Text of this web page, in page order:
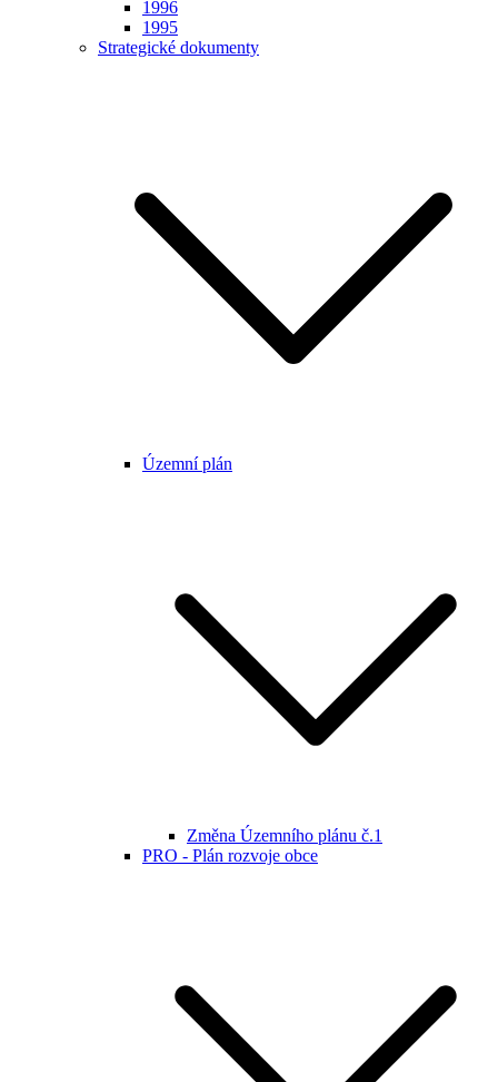
1996
1995
Strategické dokumenty
Územní plán
Změna Územního plánu č.1
PRO - Plán rozvoje obce